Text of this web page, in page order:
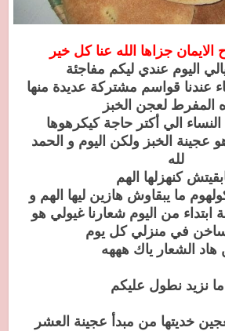
جزاها الله عنا كل خير
اليوم عندي ليكم مفاجئة
عندنا قواسم مشتركة عديدة منها
المفرط لعجن الخبز
الي أكتر حاجة كيكرهوها
عجينة الخبز ولكن اليوم و الحمد
لله
كنهزلها الهم
ما يبقاوش هازين ليها الهم و
ابتداء من اليوم شعارنا غيولي هو
في منزلي كل يوم
هاد الشعار ياك هههه
ما نزيد نطول عليكم
خديتها من مبدأ عجينة العشر